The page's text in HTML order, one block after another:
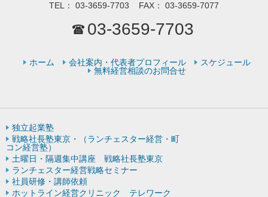
TEL：
03-3659-7703 FAX： 03-3659-7077
03-3659-7703
ホーム 会社案内・代表者プロフィール
スケジュール
無料経営相談のお問合せ
独立起業塾
戦略社長塾東京・（ランチェスター経営・町
コン経営塾）
土曜日・隔週集中講座 戦略社長塾東京
ランチェスター経営戦略セミナー
社員研修・講師依頼
ホットライン経営クリニック テレワーク